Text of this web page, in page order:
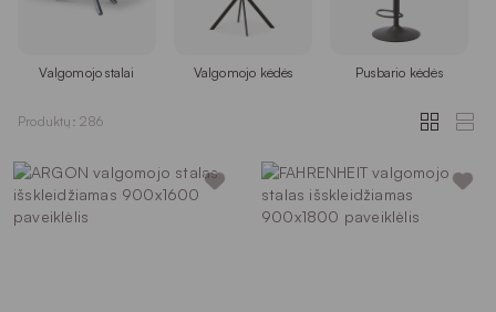
Valgomojo stalai Valgomojo kėdės Pusbario kėdės
Produktų: 286